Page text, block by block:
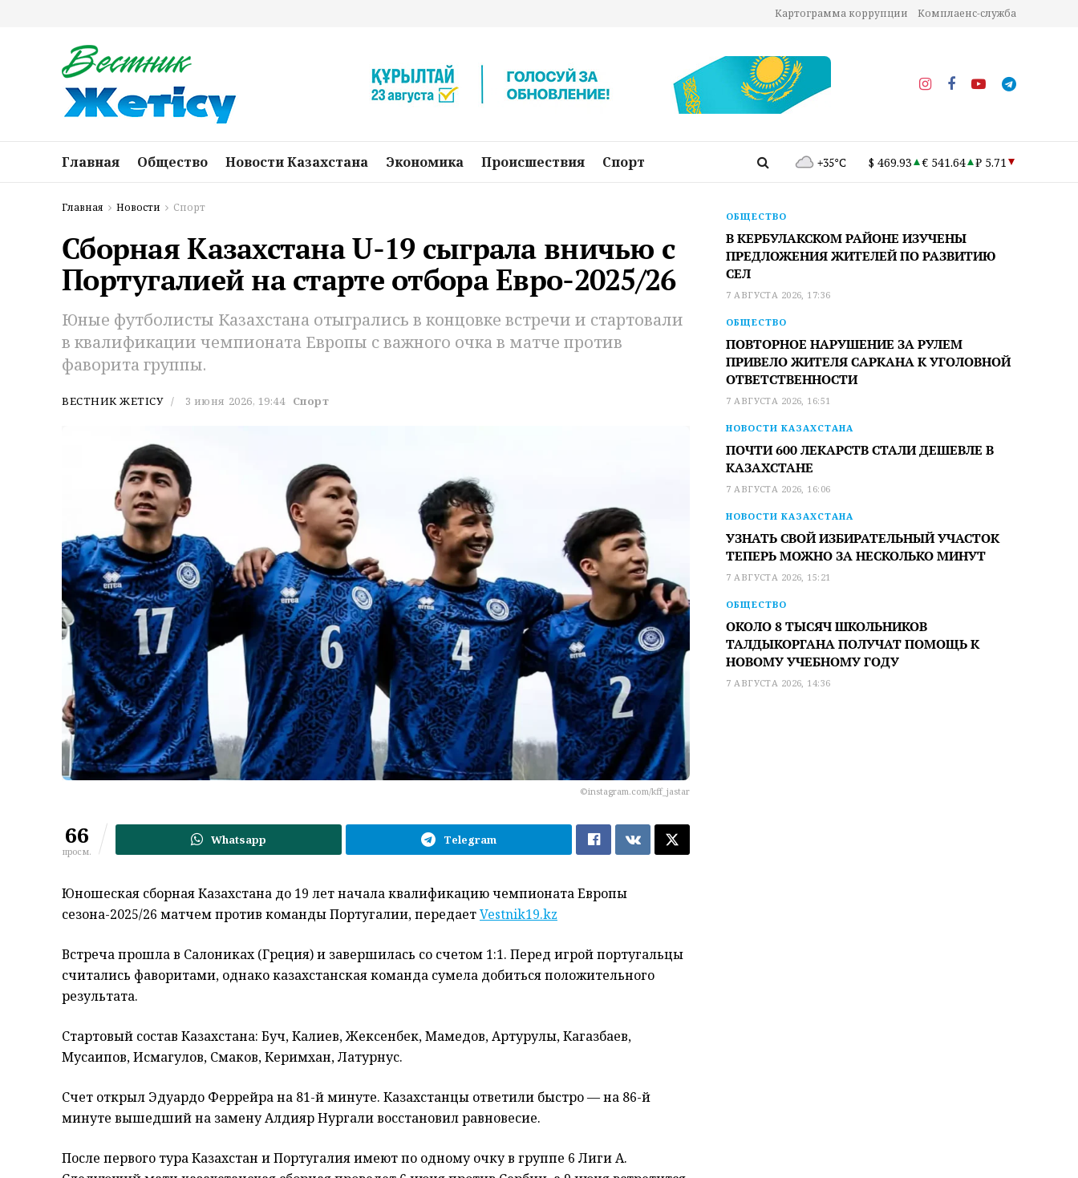
Картограмма коррупции Комплаенс-служба
Главная Общество Новости Казахстана Экономика Происшествия Спорт +35°C $ 469.93 € 541.64 ₽ 5.71
Главная Новости Спорт
Сборная Казахстана U-19 сыграла вничью с
Португалией на старте отбора Евро-2025/26
Юные футболисты Казахстана отыгрались в концовке встречи и стартовали
в квалификации чемпионата Европы с важного очка в матче против
фаворита группы.
ВЕСТНИК ЖЕТІСУ 3 июня 2026, 19:44 Спорт
©instagram.com/kff_jastar
66
просм.
Whatsapp Telegram
Юношеская сборная Казахстана до 19 лет начала квалификацию чемпионата Европы
сезона-2025/26 матчем против команды Португалии, передаетVestnik19.kz
Встреча прошла в Салониках (Греция) и завершилась со счетом 1:1. Перед игрой португальцы
считались фаворитами, однако казахстанская команда сумела добиться положительного
результата.
Стартовый состав Казахстана: Буч, Калиев, Жексенбек, Мамедов, Артурулы, Кагазбаев,
Мусаипов, Исмагулов, Смаков, Керимхан, Латурнус.
Счет открыл Эдуардо Феррейра на 81-й минуте. Казахстанцы ответили быстро — на 86-й
минуте вышедший на замену Алдияр Нургали восстановил равновесие.
После первого тура Казахстан и Португалия имеют по одному очку в группе 6 Лиги A.
ОБЩЕСТВО
В КЕРБУЛАКСКОМ РАЙОНЕ ИЗУЧЕНЫ
ПРЕДЛОЖЕНИЯ ЖИТЕЛЕЙ ПО РАЗВИТИЮ
СЕЛ
7 АВГУСТА 2026, 17:36
ОБЩЕСТВО
ПОВТОРНОЕ НАРУШЕНИЕ ЗА РУЛЕМ
ПРИВЕЛО ЖИТЕЛЯ САРКАНА К УГОЛОВНОЙ
ОТВЕТСТВЕННОСТИ
7 АВГУСТА 2026, 16:51
НОВОСТИ КАЗАХСТАНА
ПОЧТИ 600 ЛЕКАРСТВ СТАЛИ ДЕШЕВЛЕ В
КАЗАХСТАНЕ
7 АВГУСТА 2026, 16:06
НОВОСТИ КАЗАХСТАНА
УЗНАТЬ СВОЙ ИЗБИРАТЕЛЬНЫЙ УЧАСТОК
ТЕПЕРЬ МОЖНО ЗА НЕСКОЛЬКО МИНУТ
7 АВГУСТА 2026, 15:21
ОБЩЕСТВО
ОКОЛО 8 ТЫСЯЧ ШКОЛЬНИКОВ
ТАЛДЫКОРГАНА ПОЛУЧАТ ПОМОЩЬ К
НОВОМУ УЧЕБНОМУ ГОДУ
7 АВГУСТА 2026, 14:36